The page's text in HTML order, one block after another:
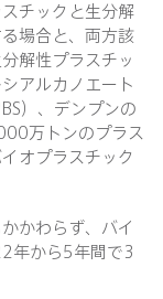
チックと生分解
場合と、両方該
解性プラスチッ
アルカノエート
）、デンプンの
万トンのプラス
オプラスチック
かわらず、バイ
年から5年間で3